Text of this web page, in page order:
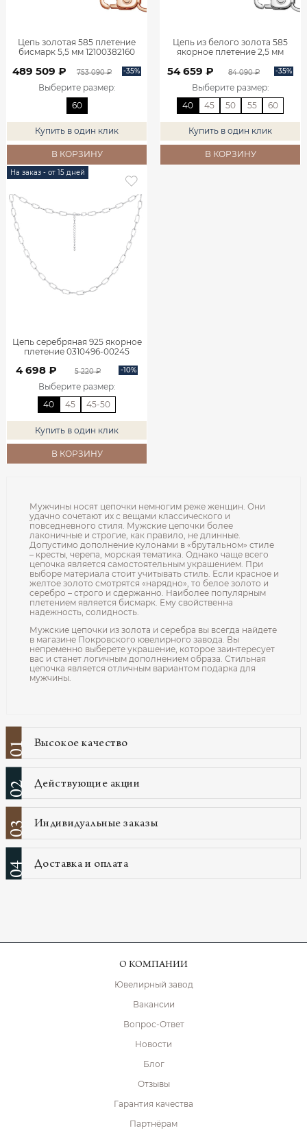
Цепь золотая 585 плетение
бисмарк 5,5 мм 12100382160
489 509 ₽ 753 090 ₽ -35%
Выберите размер:
60
Купить в один клик
В КОРЗИНУ
Цепь из белого золота 585
якорное плетение 2,5 мм
54 659 ₽ 84 090 ₽ -35%
Выберите размер:
40
45 50 55 60
Купить в один клик
В КОРЗИНУ
На заказ - от 15 дней
Цепь серебряная 925 якорное
плетение 0310496-00245
4 698 ₽ 5 220 ₽ -10%
Выберите размер:
40
45 45-50
Купить в один клик
В КОРЗИНУ
Мужчины носят цепочки немногим реже женщин. Они
удачно сочетают их с вещами классического и
повседневного стиля. Мужские цепочки более
лаконичные и строгие, как правило, не длинные.
Допустимо дополнение кулонами в «брутальном» стиле
– кресты, черепа, морская тематика. Однако чаще всего
цепочка является самостоятельным украшением. При
выборе материала стоит учитывать стиль. Если красное и
желтое золото смотрятся «нарядно», то белое золото и
серебро – строго и сдержанно. Наиболее популярным
плетением является бисмарк. Ему свойственна
надежность, солидность.
Мужские цепочки из золота и серебра вы всегда найдете
в магазине Покровского ювелирного завода. Вы
непременно выберете украшение, которое заинтересует
вас и станет логичным дополнением образа. Стильная
цепочка является отличным вариантом подарка для
мужчины.
01 Высокое качество
02 Действующие акции
03 Индивидуальные заказы
04 Доставка и оплата
О КОМПАНИИ
Ювелирный завод
Вакансии
Вопрос-Ответ
Новости
Блог
Отзывы
Гарантия качества
Партнёрам